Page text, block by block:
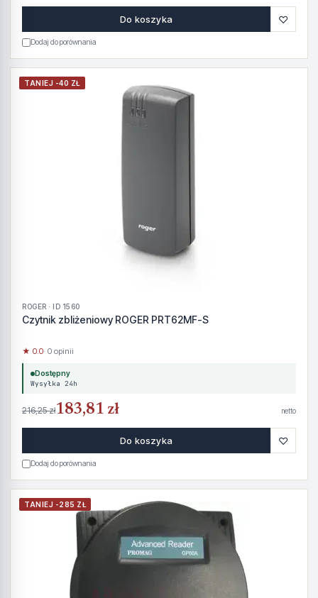
Do koszyka ♡
Dodaj do porównania
TANIEJ -40 ZŁ
ROGER · ID 1560
Czytnik zbliżeniowy ROGER PRT62MF-S
★ 0.0· 0 opinii
Dostępny
Wysyłka 24h
216,25 zł183,81 zł netto
Do koszyka ♡
Dodaj do porównania
TANIEJ -285 ZŁ